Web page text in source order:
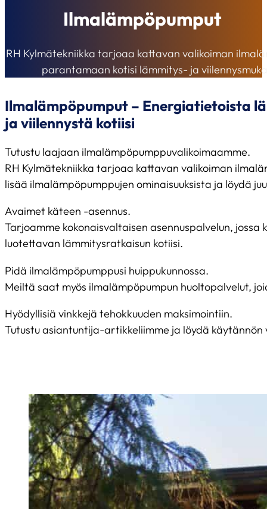
Ilmalämpöpumput
RH Kylmätekniikka tarjoaa kattavan valikoiman
parantamaan kotisi lämmitys- ja
Ilmalämpöpumput – Energiatietoista
ja viilennystä kotiisi
Tutustu laajaan ilmalämpöpumppuvalikoimaamme.
RH Kylmätekniikka tarjoaa kattavan valikoiman
lisää ilmalämpöpumppujen ominaisuuksista ja löydä
Avaimet käteen -asennus.
Tarjoamme kokonaisvaltaisen asennuspalvelun,
luotettavan lämmitysratkaisun kotiisi.
Pidä ilmalämpöpumppusi huippukunnossa.
Meiltä saat myös ilmalämpöpumpun huoltopalvelut,
Hyödyllisiä vinkkejä tehokkuuden maksimointiin.
Tutustu asiantuntija-artikkeliimme ja löydä